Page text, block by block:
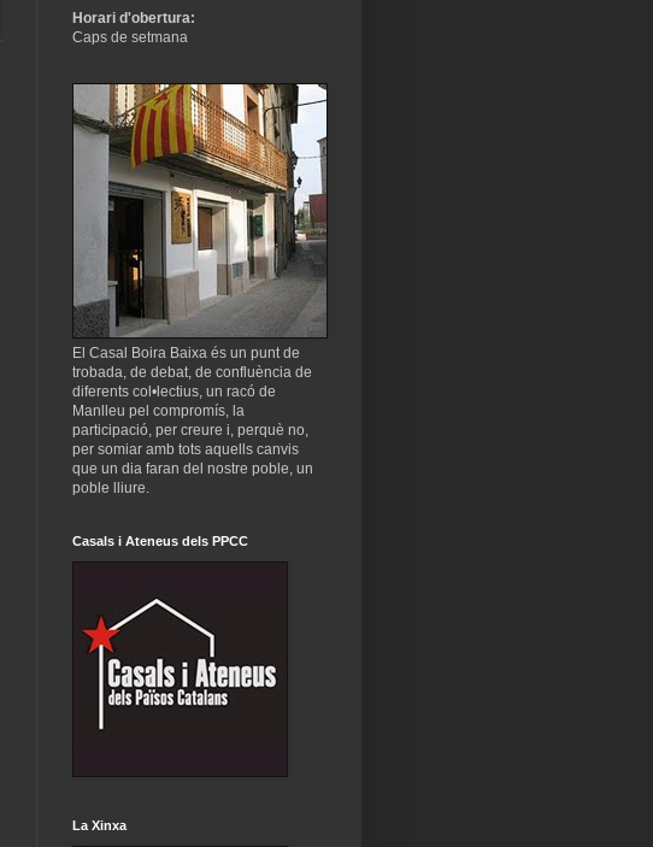
Horari d'obertura:
Caps de setmana
El Casal Boira Baixa és un punt de
trobada, de debat, de confluència de
diferents col•lectius, un racó de
Manlleu pel compromís, la
participació, per creure i, perquè no,
per somiar amb tots aquells canvis
que un dia faran del nostre poble, un
poble lliure.
Casals i Ateneus dels PPCC
La Xinxa